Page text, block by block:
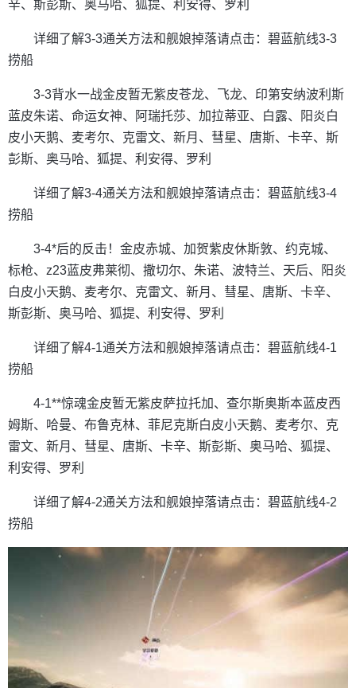
辛、斯彭斯、奥马哈、狐提、利安得、罗利
详细了解3-3通关方法和舰娘掉落请点击：碧蓝航线3-3
捞船
3-3背水一战金皮暂无紫皮苍龙、飞龙、印第安纳波利斯
蓝皮朱诺、命运女神、阿瑞托莎、加拉蒂亚、白露、阳炎白
皮小天鹅、麦考尔、克雷文、新月、彗星、唐斯、卡辛、斯
彭斯、奥马哈、狐提、利安得、罗利
详细了解3-4通关方法和舰娘掉落请点击：碧蓝航线3-4
捞船
3-4*后的反击！金皮赤城、加贺紫皮休斯敦、约克城、
标枪、z23蓝皮弗莱彻、撒切尔、朱诺、波特兰、天后、阳炎
白皮小天鹅、麦考尔、克雷文、新月、彗星、唐斯、卡辛、
斯彭斯、奥马哈、狐提、利安得、罗利
详细了解4-1通关方法和舰娘掉落请点击：碧蓝航线4-1
捞船
4-1**惊魂金皮暂无紫皮萨拉托加、查尔斯奥斯本蓝皮西
姆斯、哈曼、布鲁克林、菲尼克斯白皮小天鹅、麦考尔、克
雷文、新月、彗星、唐斯、卡辛、斯彭斯、奥马哈、狐提、
利安得、罗利
详细了解4-2通关方法和舰娘掉落请点击：碧蓝航线4-2
捞船